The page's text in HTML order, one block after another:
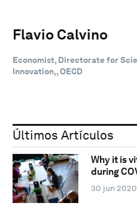
Flavio Calvino
Economist, Directorate for
Innovation,, OECD
Últimos Artículos
Why it is
during
30 jun 2020